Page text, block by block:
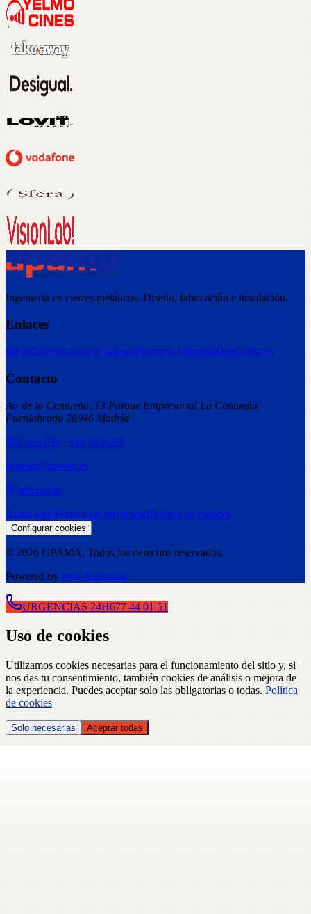
Ingeniería en cierres metálicos. Diseño, fabricación e instalación.
Enlaces
InicioQuiénes somosCatálogoNuestros trabajosBlogContacto
Contacto
Av. de la Cantueña, 13 Parque Empresarial La Cantueña
Fuenlabrada 28946 Madrid
902 153 595 · 916 423 219
upama@upama.es
WhatsApp
Aviso legalPolítica de privacidadPolítica de cookies
Configurar cookies
© 2026 UPAMA. Todos los derechos reservados.
Powered by Web Avanzada
URGENCIAS 24H677 44 01 51
Uso de cookies
Utilizamos cookies necesarias para el funcionamiento del sitio y, si
nos das tu consentimiento, también cookies de análisis o mejora de
la experiencia. Puedes aceptar solo las obligatorias o todas. Política
de cookies
Solo necesarias Aceptar todas